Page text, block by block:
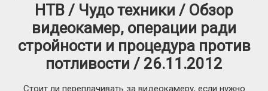
НТВ / Чудо техники / Обзор
видеокамер, операции ради
стройности и процедура против
потливости / 26.11.2012
Стоит ли переплачивать за видеокамеру, если нужно